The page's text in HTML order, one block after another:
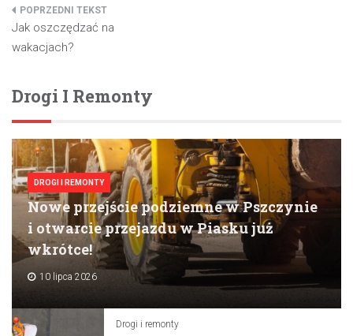
Nawigacja
wpisu
Jak oszczędzać na
wakacjach?
Drogi I Remonty
DROGI I REMONTY
Nowe przejście podziemne w Pszczynie
i otwarcie przejazdu w Piasku już
wkrótce!
10 lipca 2026
Drogi i remonty